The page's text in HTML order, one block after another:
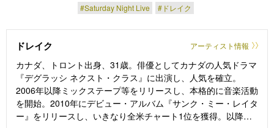
#Saturday Night Live #ドレイク
ドレイク アーティスト情報
カナダ、トロント出身、31歳。俳優としてカナダの人気ドラマ
『デグラッシ ネクスト・クラス』に出演し、人気を確立。
2006年以降ミックステープ等をリリースし、本格的に音楽活動
を開始。2010年にデビュー・アルバム『サンク・ミー・レイタ
ー』をリリースし、いきなり全米チャート1位を獲得。以降ミ